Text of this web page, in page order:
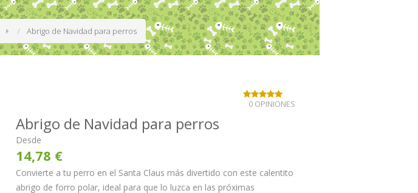
Abrigo de Navidad para perros
Abrigo de Navidad para perros
Desde
14,78 €
0 OPINIONES
Convierte a tu perro en el Santa Claus más divertido con este calentito
abrigo de forro polar, ideal para que lo luzca en las próximas